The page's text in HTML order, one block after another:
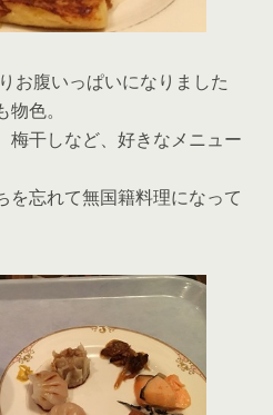
お腹いっぱいになりました
色。
梅干しなど、好きなメニュー
を忘れて無国籍料理になって